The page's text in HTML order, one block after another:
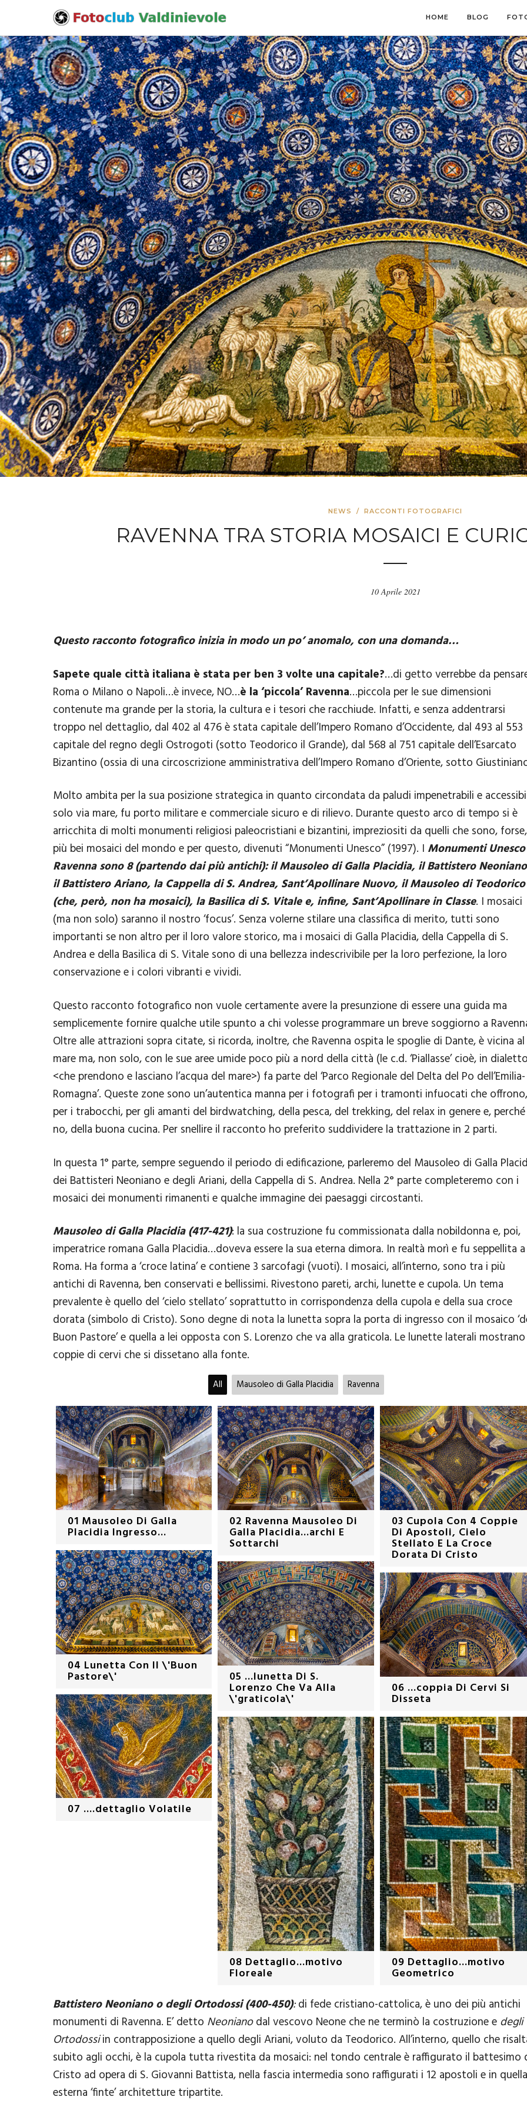
HOME BLOG
NEWS / RACCONTI FOTOGRAFICI
RAVENNA TRA STORIA MOSAICI E
10 Aprile 2021
Questo racconto fotografico inizia in modo un po’ anomalo, con una domanda…
Sapete quale città italiana è stata per ben 3 volte una capitale?…di getto verrebbe da
Roma o Milano o Napoli…è invece, NO…è la ‘piccola’ Ravenna…piccola per le sue dimensioni
contenute ma grande per la storia, la cultura e i tesori che racchiude. Infatti, e senza addentrarsi
troppo nel dettaglio, dal 402 al 476 è stata capitale dell’Impero Romano d’Occidente, dal 493 al 553
capitale del regno degli Ostrogoti (sotto Teodorico il Grande), dal 568 al 751 capitale dell’Esarcato
Bizantino (ossia di una circoscrizione amministrativa dell’Impero Romano d’Oriente, sotto
Molto ambita per la sua posizione strategica in quanto circondata da paludi impenetrabili e
solo via mare, fu porto militare e commerciale sicuro e di rilievo. Durante questo arco di tempo si è
arricchita di molti monumenti religiosi paleocristiani e bizantini, impreziositi da quelli che sono,
più bei mosaici del mondo e per questo, divenuti “Monumenti Unesco” (1997). I Monumenti
Ravenna sono 8 (partendo dai più antichi): il Mausoleo di Galla Placidia, il Battistero
il Battistero Ariano, la Cappella di S. Andrea, Sant’Apollinare Nuovo, il Mausoleo di Teodorico
(che, però, non ha mosaici), la Basilica di S. Vitale e, infine, Sant’Apollinare in Classe. I mosaici
(ma non solo) saranno il nostro ‘focus’. Senza volerne stilare una classifica di merito, tutti sono
importanti se non altro per il loro valore storico, ma i mosaici di Galla Placidia, della Cappella di S.
Andrea e della Basilica di S. Vitale sono di una bellezza indescrivibile per la loro perfezione, la loro
conservazione e i colori vibranti e vividi.
Questo racconto fotografico non vuole certamente avere la presunzione di essere una guida ma
semplicemente fornire qualche utile spunto a chi volesse programmare un breve soggiorno a
Oltre alle attrazioni sopra citate, si ricorda, inoltre, che Ravenna ospita le spoglie di Dante, è vicina al
mare ma, non solo, con le sue aree umide poco più a nord della città (le c.d. ‘Piallasse’ cioè, in
<che prendono e lasciano l’acqua del mare>) fa parte del ‘Parco Regionale del Delta del Po dell’Emilia-
Romagna’. Queste zone sono un’autentica manna per i fotografi per i tramonti infuocati che offrono,
per i trabocchi, per gli amanti del birdwatching, della pesca, del trekking, del relax in genere e, perché
no, della buona cucina. Per snellire il racconto ho preferito suddividere la trattazione in 2 parti.
In questa 1° parte, sempre seguendo il periodo di edificazione, parleremo del Mausoleo di Galla
dei Battisteri Neoniano e degli Ariani, della Cappella di S. Andrea. Nella 2° parte completeremo con i
mosaici dei monumenti rimanenti e qualche immagine dei paesaggi circostanti.
Mausoleo di Galla Placidia (417-421): la sua costruzione fu commissionata dalla nobildonna e, poi,
imperatrice romana Galla Placidia…doveva essere la sua eterna dimora. In realtà morì e fu seppellita a
Roma. Ha forma a ‘croce latina’ e contiene 3 sarcofagi (vuoti). I mosaici, all’interno, sono tra i più
antichi di Ravenna, ben conservati e bellissimi. Rivestono pareti, archi, lunette e cupola. Un tema
prevalente è quello del ‘cielo stellato’ soprattutto in corrispondenza della cupola e della sua croce
dorata (simbolo di Cristo). Sono degne di nota la lunetta sopra la porta di ingresso con il mosaico
Buon Pastore’ e quella a lei opposta con S. Lorenzo che va alla graticola. Le lunette laterali mostrano
coppie di cervi che si dissetano alla fonte.
All Mausoleo di Galla Placidia Ravenna
01 Mausoleo Di Galla
Placidia Ingresso...
04 Lunetta Con Il \'Buon
Pastore\'
07 ....dettaglio Volatile
02 Ravenna Mausoleo Di
Galla Placidia...archi E
Sottarchi
05 ...lunetta Di S.
Lorenzo Che Va Alla
\'graticola\'
08 Dettaglio...motivo
Floreale
03 Cupola Con 4 Coppie
Di Apostoli, Cielo
Stellato E La Croce
Dorata Di Cristo
06 ...coppia Di Cervi Si
Disseta
09 Dettaglio...motivo
Geometrico
Battistero Neoniano o degli Ortodossi (400-450):di fede cristiano-cattolica, è uno dei più antichi
monumenti di Ravenna. E’ detto Neonianodal vescovo Neone che ne terminò la costruzione e degli
Ortodossiin contrapposizione a quello degli Ariani, voluto da Teodorico. All’interno, quello che
subito agli occhi, è la cupola tutta rivestita da mosaici: nel tondo centrale è raffigurato il battesimo
Cristo ad opera di S. Giovanni Battista, nella fascia intermedia sono raffigurati i 12 apostoli e in quella
esterna ‘finte’ architetture tripartite.